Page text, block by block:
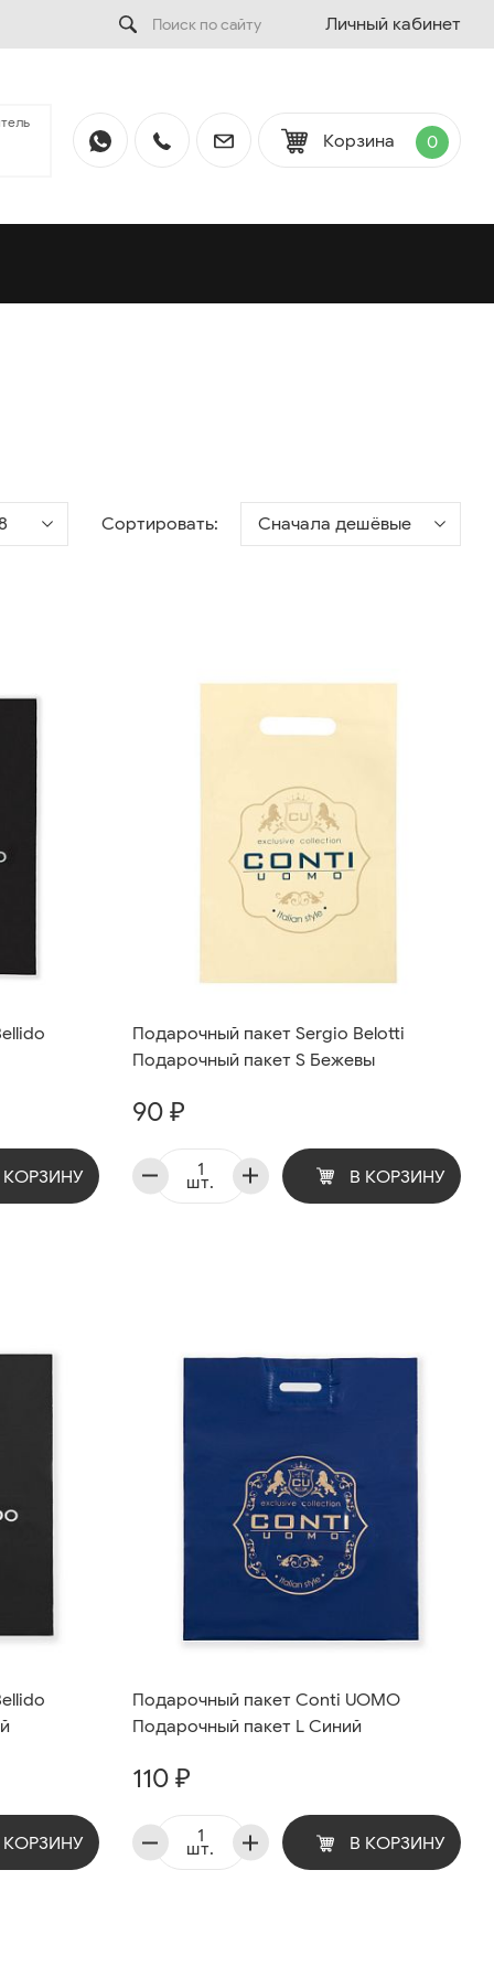
Личный кабинет
Корзина 0
Сортировать: Сначала дешёвые
КОРЗИНУ
Подарочный пакет Sergio Belotti
Подарочный пакет S Бежевы
90 ₽
шт. В КОРЗИНУ
КОРЗИНУ
Подарочный пакет Conti UOMO
Подарочный пакет L Синий
110 ₽
шт. В КОРЗИНУ